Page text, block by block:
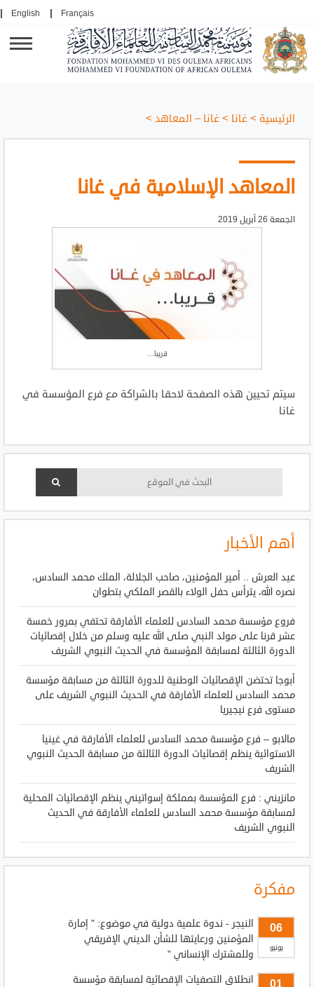
Français
English
الرئيسية > غانا > غانا – المعاهد >
المعاهد الإسلامية في غانا
الجمعة 26 أبريل 2019
قريبا…
سيتم تحيين هذه الصفحة لاحقا بالشراكة مع فرع المؤسسة في
غانا
أهم الأخبار
عيد العرش .. أمير المؤمنين، صاحب الجلالة، الملك محمد السادس،
نصره الله، يترأس حفل الولاء بالقصر الملكي بتطوان
فروع مؤسسة محمد السادس للعلماء الأفارقة تحتفي بمرور خمسة
عشر قرنا على مولد النبي صلى الله عليه وسلم من خلال إقصائيات
الدورة الثالثة لمسابقة المؤسسة في الحديث النبوي الشريف
أبوجا تحتضن الإقصائيات الوطنية للدورة الثالثة من مسابقة مؤسسة
محمد السادس للعلماء الأفارقة في الحديث النبوي الشريف على
مستوى فرع نيجيريا
مالابو – فرع مؤسسة محمد السادس للعلماء الأفارقة في غينيا
الاستوائية ينظم إقصائيات الدورة الثالثة من مسابقة الحديث النبوي
الشريف
مانزيني : فرع المؤسسة بمملكة إسواتيني ينظم الإقصائيات المحلية
لمسابقة مؤسسة محمد السادس للعلماء الأفارقة في الحديث
النبوي الشريف
مفكرة
06
يونيو
النيجر - ندوة علمية دولية في موضوع: " إمارة
المؤمنين ورعايتها للشأن الديني الإفريقي
وللمشترك الإنساني "
انطلاق التصفيات الإقصائية لمسابقة مؤسسة